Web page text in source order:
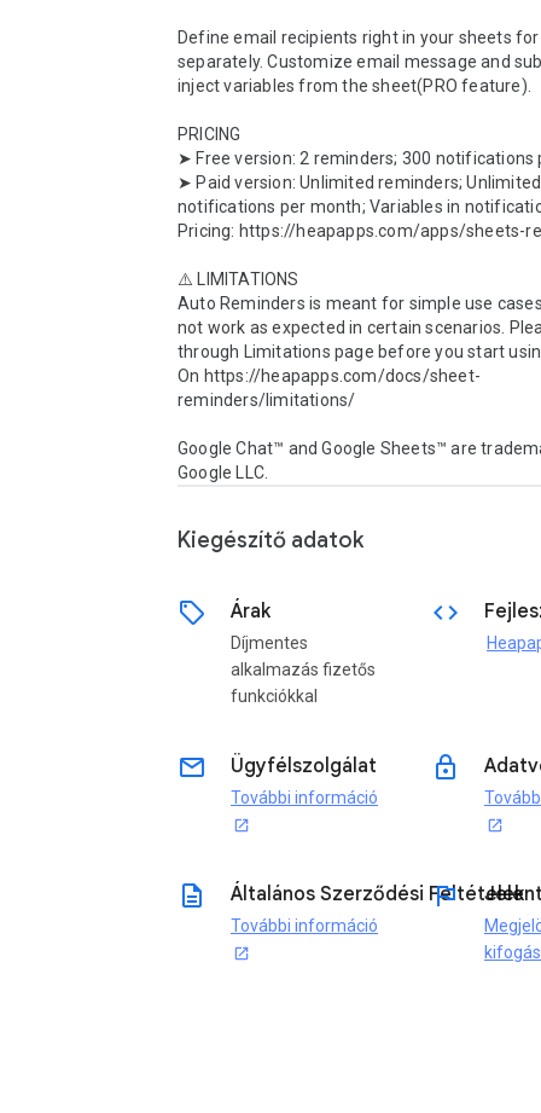
Define email recipients right in your sheets
separately. Customize email message and
inject variables from the sheet(PRO feature).
PRICING
➤ Free version: 2 reminders; 300 notifications
➤ Paid version: Unlimited reminders; Unlimited
notifications per month; Variables in
Pricing: https://heapapps.com/apps/sheets-
⚠️ LIMITATIONS
Auto Reminders is meant for simple use
not work as expected in certain scenarios.
through Limitations page before you start
On https://heapapps.com/docs/sheet-
reminders/limitations/
Google Chat™ and Google Sheets™ are
Google LLC.
Kiegészítő adatok
sell Árak
Díjmentes
alkalmazás fizetős
funkciókkal
code
email Ügyfélszolgálat
További információ
open_in_new
lock
open_in_new
description Általános Szerződési Feltételek
További információ
open_in_new
flag